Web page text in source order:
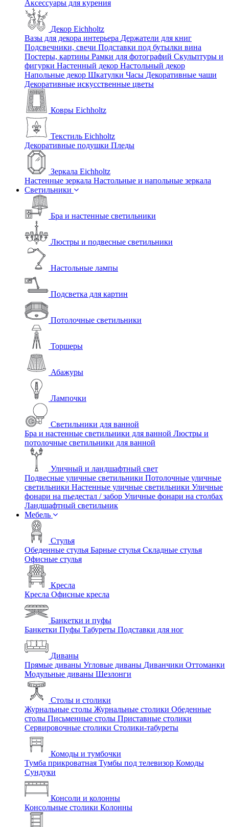
Аксессуары для курения
Декор Eichholtz
Вазы для декора интерьера Держатели для книг
Подсвечники, свечи Подставки под бутылки вина
Постеры, картины Рамки для фотографий Скульптуры и
фигурки Настенный декор Настольный декор
Напольные декор Шкатулки Часы Декоративные чаши
Декоративные искусственные цветы
Ковры Eichholtz
Текстиль Eichholtz
Декоративные подушки Пледы
Зеркала Eichholtz
Настенные зеркала Настольные и напольные зеркала
Светильники
Бра и настенные светильники
Люстры и подвесные светильники
Настольные лампы
Подсветка для картин
Потолочные светильники
Торшеры
Абажуры
Лампочки
Светильники для ванной
Бра и настенные светильники для ванной Люстры и
потолочные светильники для ванной
Уличный и ландшафтный свет
Подвесные уличные светильники Потолочные уличные
светильники Настенные уличные светильники Уличные
фонари на пьедестал / забор Уличные фонари на столбах
Ландшафтный светильник
Мебель
Стулья
Обеденные стулья Барные стулья Складные стулья
Офисные стулья
Кресла
Кресла Офисные кресла
Банкетки и пуфы
Банкетки Пуфы Табуреты Подставки для ног
Диваны
Прямые диваны Угловые диваны Диванчики Оттоманки
Модульные диваны Шезлонги
Столы и столики
Журнальные столы Журнальные столики Обеденные
столы Письменные столы Приставные столики
Сервировочные столики Столики-табуреты
Комоды и тумбочки
Тумба прикроватная Тумбы под телевизор Комоды
Сундуки
Консоли и колонны
Консольные столики Колонны